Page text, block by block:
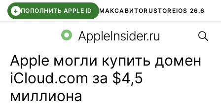
+ ПОПОЛНИТЬ APPLE ID МАКСАВИТОRUSTOREIOS 26.6
СБЕР КИДС ВТБ ОНЛАЙН ЧАТ В ROBLOX
AppleInsider.ru
Apple могли купить домен
iCloud.com за $4,5
миллиона